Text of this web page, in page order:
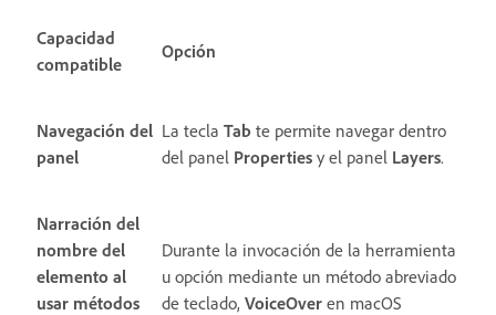
Capacidad
compatible
Opción
Navegación del
panel
La tecla Tab te permite navegar dentro
del panel Properties y el panel Layers.
Narración del
nombre del
elemento al
usar métodos
Durante la invocación de la herramienta
u opción mediante un método abreviado
de teclado, VoiceOver en macOS